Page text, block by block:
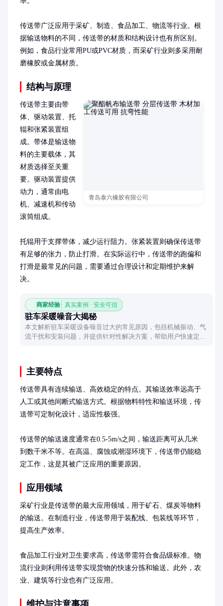
传送带广泛应用于采矿、制造、食品加工、物流等行业。根
据输送物料的不同，传送带的材质和结构设计也有所区别。
例如，食品行业常用PU或PVC材质，而采矿行业则多采用耐
磨橡胶或金属材质。
结构与原理
青岛泰六橡胶有限公司
传送带主要由带
体、驱动装置、托
辊和张紧装置组
成。带体是输送物
料的主要载体，其
材质选择至关重
要。驱动装置提供
动力，通常由电
机、减速机和传动
滚筒组成。
托辊用于支撑带体，减少运行阻力。张紧装置则确保传送带
有足够的张力，防止打滑。在实际运行中，传送带的跑偏和
打滑是最常见的问题，需要通过合理设计和定期维护来解
决。
商家经验 真实案例 · 安全可信
驻车采暖噪音大揭秘
本文解析驻车采暖设备噪音过大的常见原因，包括机械振动、气
流干扰和安装问题，并提供针对性解决方案，帮助用户快速定位
主要特点
传送带具有连续输送、高效稳定的特点。其输送效率远高于
人工或其他间断式输送方式。根据物料特性和输送环境，传
送带可定制化设计，适应性极强。
传送带的输送速度通常在0.5-5m/s之间，输送距离可从几米
到数千米不等。在高温、腐蚀或潮湿环境下，传送带仍能稳
定工作，这是其被广泛应用的重要原因。
应用领域
采矿行业是传送带的最大应用领域，用于矿石、煤炭等物料
的输送。在制造行业，传送带用于装配线、包装线等环节，
提高生产效率。
食品加工行业对卫生要求高，传送带需符合食品级标准。物
流行业则利用传送带实现货物的快速分拣和输送。此外，农
业、建筑等行业也有广泛应用。
维护与注意事项